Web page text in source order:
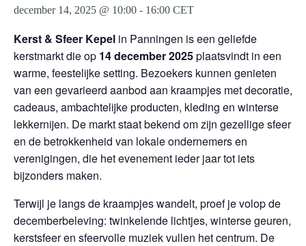
december 14, 2025 @ 10:00 - 16:00 CET
Kerst & Sfeer Kepel in Panningen is een geliefde
kerstmarkt die op 14 december 2025plaatsvindt in een
warme, feestelijke setting. Bezoekers kunnen genieten
van een gevarieerd aanbod aan kraampjes met decoratie,
cadeaus, ambachtelijke producten, kleding en winterse
lekkernijen. De markt staat bekend om zijn gezellige sfeer
en de betrokkenheid van lokale ondernemers en
verenigingen, die het evenement ieder jaar tot iets
bijzonders maken.
Terwijl je langs de kraampjes wandelt, proef je volop de
decemberbeleving: twinkelende lichtjes, winterse geuren,
kerstsfeer en sfeervolle muziek vullen het centrum. De